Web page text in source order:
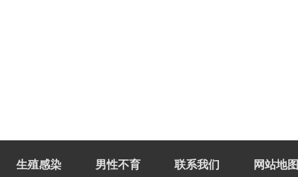
生殖感染 男性不育 联系我们 网站地图